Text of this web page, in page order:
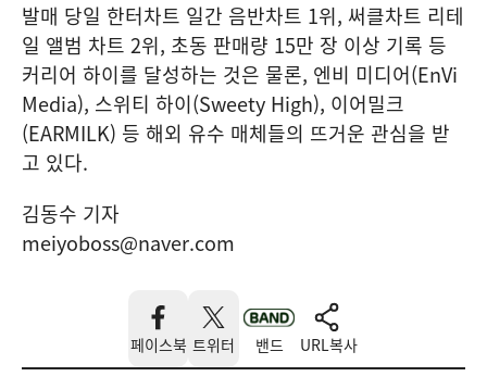
발매 당일 한터차트 일간 음반차트 1위, 써클차트 리테
일 앨범 차트 2위, 초동 판매량 15만 장 이상 기록 등
커리어 하이를 달성하는 것은 물론, 엔비 미디어(EnVi
Media), 스위티 하이(Sweety High), 이어밀크
(EARMILK) 등 해외 유수 매체들의 뜨거운 관심을 받
고 있다.
김동수 기자
meiyoboss@naver.com
페이스북 트위터 밴드 URL복사